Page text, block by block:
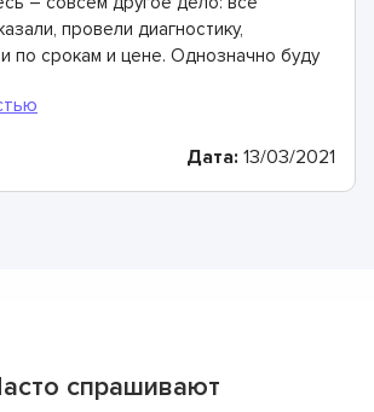
провели диагностику,
по срокам и цене. Однозначно буду
Дата: 13/03/2021
спрашивают